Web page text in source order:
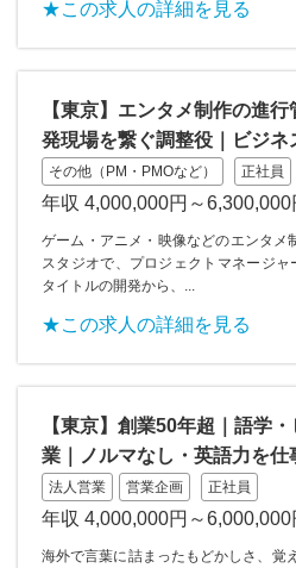
★この求人の詳細を見る
【東京】エンタメ制作の進
発現場を繋ぐ調整役｜ビジネ
その他（PM・PMOなど） 正社員
年収 4,000,000円～6,300,000
ゲーム・アニメ・映像などのエンタメ
スタジオで、プロジェクトマネージ
タイトルの開発から、...
★この求人の詳細を見る
【東京】創業50年超｜語学
業｜ノルマなし・英語力を仕
法人営業 営業企画 正社員
年収 4,000,000円～6,000,000
海外で言葉に詰まったもどかしさ、覚